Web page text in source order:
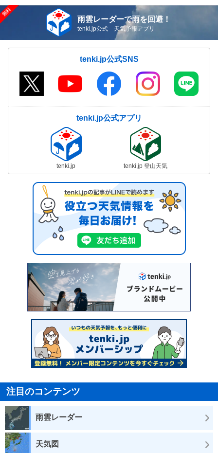
雨雲レーダーで雨を回避！
tenki.jp公式 天気予報アプリ
tenki.jp公式SNS
tenki.jp公式アプリ
tenki.jp tenki.jp 登山天気
注目のコンテンツ
雨雲レーダー
天気図